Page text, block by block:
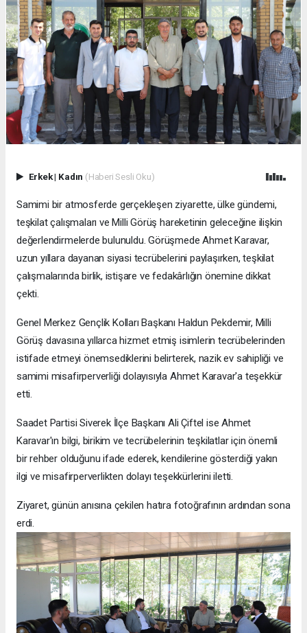
Erkek| Kadın (Haberi Sesli Oku)
Samimi bir atmosferde gerçekleşen ziyarette, ülke gündemi,
teşkilat çalışmaları ve Milli Görüş hareketinin geleceğine ilişkin
değerlendirmelerde bulunuldu. Görüşmede Ahmet Karavar,
uzun yıllara dayanan siyasi tecrübelerini paylaşırken, teşkilat
çalışmalarında birlik, istişare ve fedakârlığın önemine dikkat
çekti.
Genel Merkez Gençlik Kolları Başkanı Haldun Pekdemir, Milli
Görüş davasına yıllarca hizmet etmiş isimlerin tecrübelerinden
istifade etmeyi önemsediklerini belirterek, nazik ev sahipliği ve
samimi misafirperverliği dolayısıyla Ahmet Karavar'a teşekkür
etti.
Saadet Partisi Siverek İlçe Başkanı Ali Çiftel ise Ahmet
Karavar'ın bilgi, birikim ve tecrübelerinin teşkilatlar için önemli
bir rehber olduğunu ifade ederek, kendilerine gösterdiği yakın
ilgi ve misafirperverlikten dolayı teşekkürlerini iletti.
Ziyaret, günün anısına çekilen hatıra fotoğrafının ardından sona
erdi.